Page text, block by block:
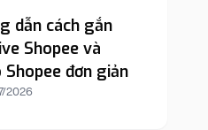
dẫn cách gắn
Shopee và
Shopee đơn giản
2026